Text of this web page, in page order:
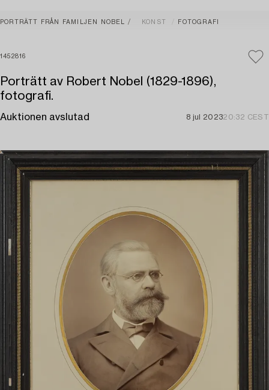
PORTRÄTT FRÅN FAMILJEN NOBEL KONST FOTOGRAFI
1452816
Porträtt av Robert Nobel (1829-1896),
fotografi.
Auktionen avslutad 8 jul 202320:32 CEST